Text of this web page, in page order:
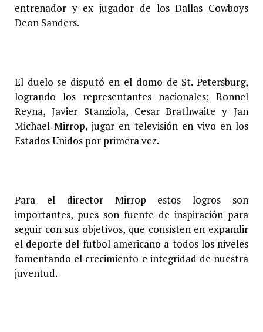
entrenador y ex jugador de los Dallas Cowboys
Deon Sanders.
El duelo se disputó en el domo de St. Petersburg,
logrando los representantes nacionales; Ronnel
Reyna, Javier Stanziola, Cesar Brathwaite y Jan
Michael Mirrop, jugar en televisión en vivo en los
Estados Unidos por primera vez.
Para el director Mirrop estos logros son
importantes, pues son fuente de inspiración para
seguir con sus objetivos, que consisten en expandir
el deporte del futbol americano a todos los niveles
fomentando el crecimiento e integridad de nuestra
juventud.